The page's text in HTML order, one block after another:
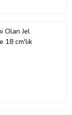
Olan Jel
18 cm'lik